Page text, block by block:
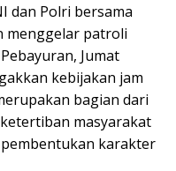
dan Polri bersama
menggelar patroli
Jumat
kebijakan jam
bagian dari
masyarakat
karakter